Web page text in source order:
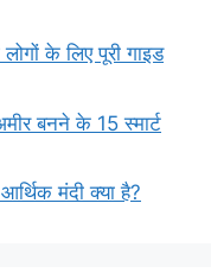
के लिए पूरी गाइड
बनने के 15 स्मार्ट
मंदी क्या है?